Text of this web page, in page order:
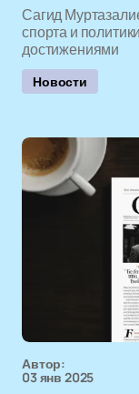
Сагид
спорта и
достижениями
Новости
Автор:
03 янв 2025